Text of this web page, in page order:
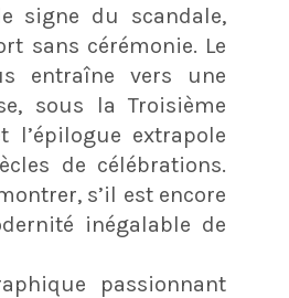
signe du scandale,
sans cérémonie. Le
entraîne vers une
sous la Troisième
l’épilogue extrapole
de célébrations.
s’il est encore
inégalable de
passionnant